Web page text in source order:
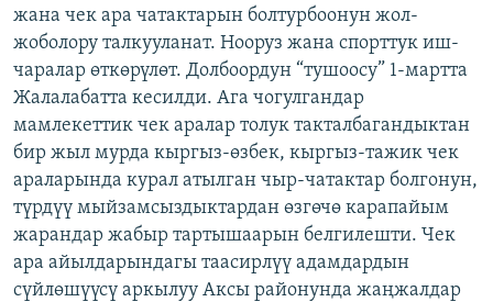
ЭЕ/АРнун бардык сайттары
жана чек ара чатактарын болтурбоонун жол-
жоболору талкууланат. Нооруз жана спорттук иш-
чаралар өткөрүлөт. Долбоордун “тушоосу” 1-мартта
Жалалабатта кесилди. Ага чогулгандар
мамлекеттик чек аралар толук такталбагандыктан
бир жыл мурда кыргыз-өзбек, кыргыз-тажик чек
араларында курал атылган чыр-чатактар болгонун,
түрдүү мыйзамсыздыктардан өзгөчө карапайым
жарандар жабыр тартышаарын белгилешти. Чек
ара айылдарындагы таасирлүү адамдардын
сүйлөшүүсү аркылуу Аксы районунда жаңжалдар